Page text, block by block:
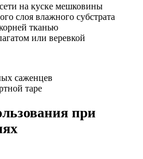
на куске мешковины
слоя влажного субстрата
тканью
или веревкой
саженцев
таре
при